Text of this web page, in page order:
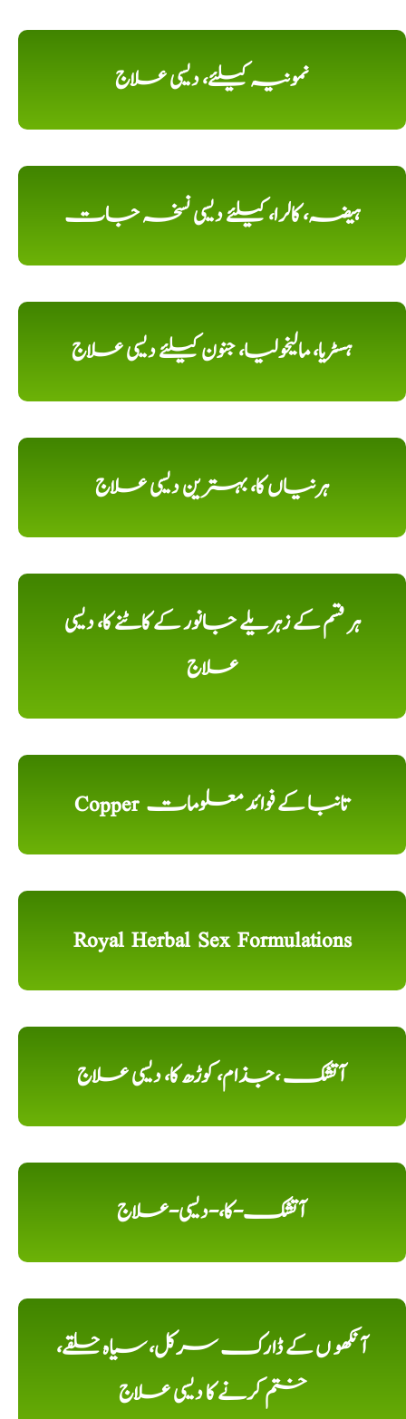
نمونیہ کیلئے، دیسی علاج
ہیضہ، کالرا، کیلئے دیسی نسخہ جات
ہسٹریا، مالیخولیا، جنون کیلئے دیسی علاج
ہرنیاں کا، بہترین دیسی علاج
ہر قسم کے زہریلے جانور کے کاٹنے کا، دیسی
علاج
Copper تانبا کے فوائد معلومات
Royal Herbal Sex Formulations
آتشک ،جذام، کوڑھ کا، دیسی علاج
آتشک-کا،-دیسی-علاج
آنکھو ں کے ڈارک سرکل، سیاہ حلقے،
ختم کرنے کا دیسی علاج